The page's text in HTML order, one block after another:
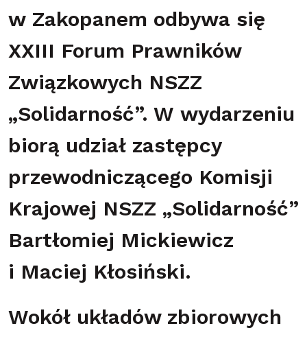
w Zakopanem odbywa się
XXIII Forum Prawników
Związkowych NSZZ
„Solidarność”. W wydarzeniu
biorą udział zastępcy
przewodniczącego Komisji
Krajowej NSZZ „Solidarność”
Bartłomiej Mickiewicz
i Maciej Kłosiński.
Wokół układów zbiorowych